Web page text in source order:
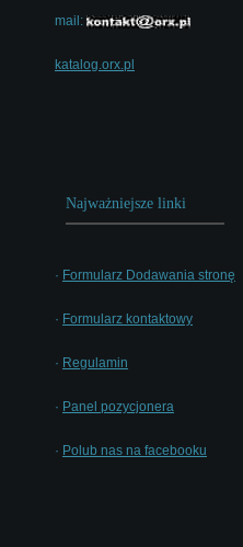
mail:
katalog.orx.pl
Najważniejsze linki
· Formularz Dodawania stronę
· Formularz kontaktowy
· Regulamin
· Panel pozycjonera
· Polub nas na facebooku